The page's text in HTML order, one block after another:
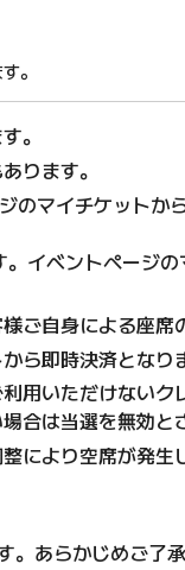
。
。
ります。
マイチケットか
イベントページ
ご自身による座席
ら即時決済となり
用いただけないク
合は当選を無効と
により空席が発生
あらかじめご了承